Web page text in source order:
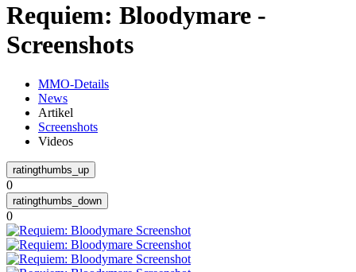
Follow us
Requiem: Bloodymare -
Screenshots
MMO-Details
News
Artikel
Screenshots
Videos
0
0